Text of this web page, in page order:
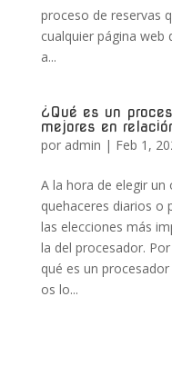
proceso de reservas
cualquier página web
a...
¿Qué es un
mejores en
por admin | Feb 1,
A la hora de elegir
quehaceres diarios o
las elecciones más
la del procesador.
qué es un
os lo...